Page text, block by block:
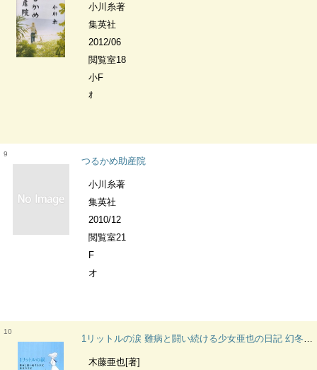
小川糸著
集英社
2012/06
閲覧室18
小F
ｵ
9
つるかめ助産院
小川糸著
集英社
2010/12
閲覧室21
F
オ
10
1リットルの涙 難病と闘い続ける少女亜也の日記 幻冬舎文庫
木藤亜也[著]